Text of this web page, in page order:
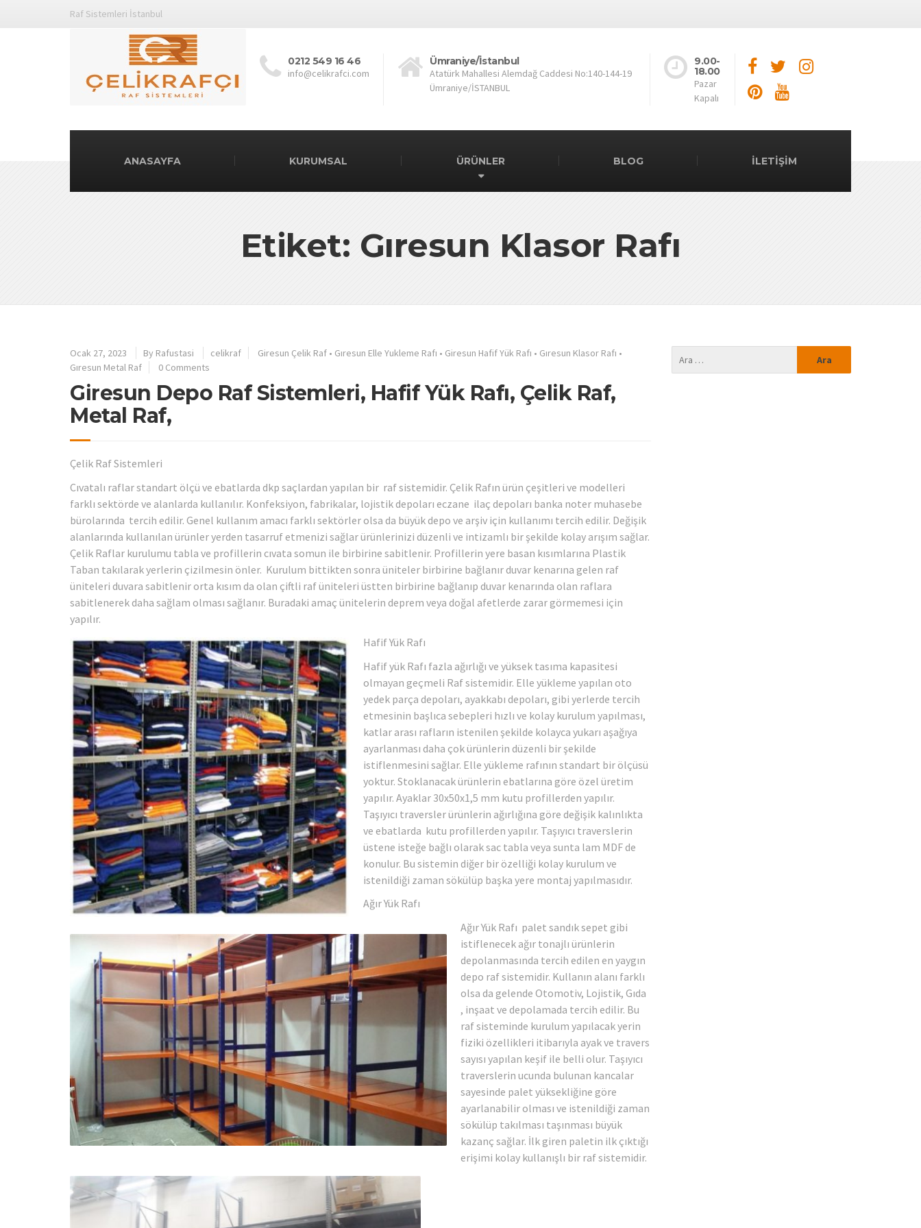
Raf Sistemleri İstanbul
0212 549 16 46
info@celikrafci.com
Ümraniye/İstanbul
Atatürk Mahallesi Alemdağ Caddesi No:140-144-19
Ümraniye/İSTANBUL
9.00-
18.00
Pazar
Kapalı
ANASAYFA KURUMSAL ÜRÜNLER BLOG İLETİŞİM
Etiket: Gıresun Klasor Rafı
Ocak 27, 2023 By Rafustasi celikraf Giresun Çelik Raf • Gıresun Elle Yukleme Rafı • Giresun Hafif Yük Rafı • Gıresun Klasor Rafı •
Gıresun Metal Raf
0 Comments
Giresun Depo Raf Sistemleri, Hafif Yük Rafı, Çelik Raf,
Metal Raf,
Çelik Raf Sistemleri
Cıvatalı raflar standart ölçü ve ebatlarda dkp saçlardan yapılan bir raf sistemidir. Çelik Rafın ürün çeşitleri ve modelleri
farklı sektörde ve alanlarda kullanılır. Konfeksiyon, fabrikalar, lojistik depoları eczane ilaç depoları banka noter muhasebe
bürolarında tercih edilir. Genel kullanım amacı farklı sektörler olsa da büyük depo ve arşiv için kullanımı tercih edilir. Değişik
alanlarında kullanılan ürünler yerden tasarruf etmenizi sağlar ürünlerinizi düzenli ve intizamlı bir şekilde kolay arışım sağlar.
Çelik Raflar kurulumu tabla ve profillerin cıvata somun ile birbirine sabitlenir. Profillerin yere basan kısımlarına Plastik
Taban takılarak yerlerin çizilmesin önler. Kurulum bittikten sonra üniteler birbirine bağlanır duvar kenarına gelen raf
üniteleri duvara sabitlenir orta kısım da olan çiftli raf üniteleri üstten birbirine bağlanıp duvar kenarında olan raflara
sabitlenerek daha sağlam olması sağlanır. Buradaki amaç ünitelerin deprem veya doğal afetlerde zarar görmemesi için
yapılır.
Hafif Yük Rafı
Hafif yük Rafı fazla ağırlığı ve yüksek tasıma kapasitesi
olmayan geçmeli Raf sistemidir. Elle yükleme yapılan oto
yedek parça depoları, ayakkabı depoları, gibi yerlerde tercih
etmesinin başlıca sebepleri hızlı ve kolay kurulum yapılması,
katlar arası rafların istenilen şekilde kolayca yukarı aşağıya
ayarlanması daha çok ürünlerin düzenli bir şekilde
istiflenmesini sağlar. Elle yükleme rafının standart bir ölçüsü
yoktur. Stoklanacak ürünlerin ebatlarına göre özel üretim
yapılır. Ayaklar 30x50x1,5 mm kutu profillerden yapılır.
Taşıyıcı traversler ürünlerin ağırlığına göre değişik kalınlıkta
ve ebatlarda kutu profillerden yapılır. Taşıyıcı traverslerin
üstene isteğe bağlı olarak sac tabla veya sunta lam MDF de
konulur. Bu sistemin diğer bir özelliği kolay kurulum ve
istenildiği zaman sökülüp başka yere montaj yapılmasıdır.
Ağır Yük Rafı
Ağır Yük Rafı palet sandık sepet gibi
istiflenecek ağır tonajlı ürünlerin
depolanmasında tercih edilen en yaygın
depo raf sistemidir. Kullanın alanı farklı
olsa da gelende Otomotiv, Lojistik, Gıda
, inşaat ve depolamada tercih edilir. Bu
raf sisteminde kurulum yapılacak yerin
fiziki özellikleri itibarıyla ayak ve travers
sayısı yapılan keşif ile belli olur. Taşıyıcı
traverslerin ucunda bulunan kancalar
sayesinde palet yüksekliğine göre
ayarlanabilir olması ve istenildiği zaman
sökülüp takılması taşınması büyük
kazanç sağlar. İlk giren paletin ilk çıktığı
erişimi kolay kullanışlı bir raf sistemidir.